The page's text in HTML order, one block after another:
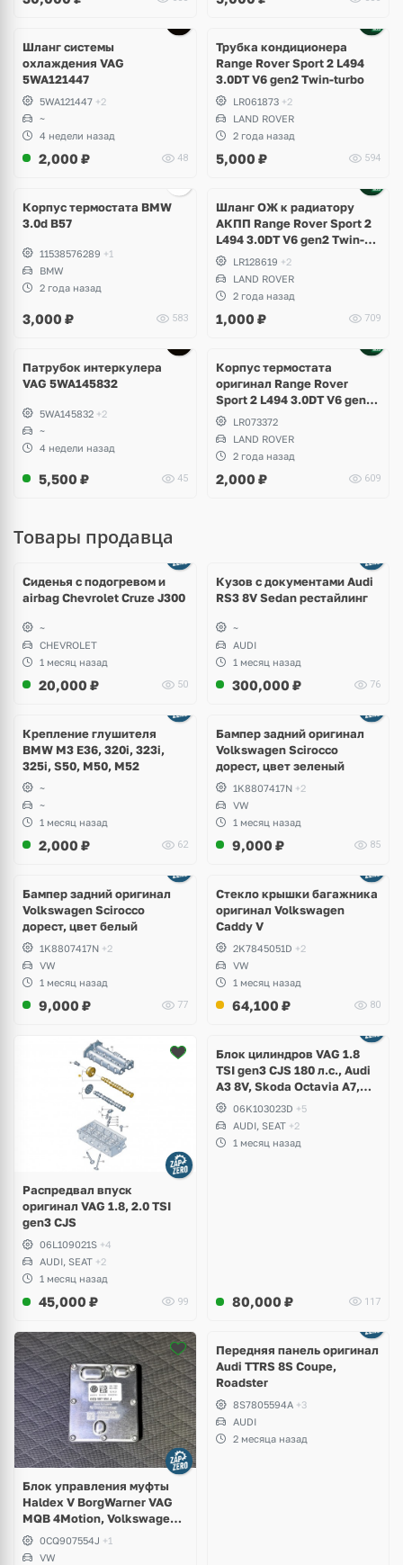
Шланг системы
охлаждения VAG
5WA121447
5WA121447 +2
~
4 недели назад
2,000 ₽ 48
Трубка кондиционера
Range Rover Sport 2 L494
3.0DT V6 gen2 Twin-turbo
LR061873 +2
LAND ROVER
2 года назад
5,000 ₽ 594
Корпус термостата BMW
3.0d B57
11538576289 +1
BMW
2 года назад
3,000 ₽ 583
Шланг ОЖ к радиатору
АКПП Range Rover Sport 2
L494 3.0DT V6 gen2 Twin-
turboLR128619 +2
LAND ROVER
2 года назад
1,000 ₽ 709
Патрубок интеркулера
VAG 5WA145832
5WA145832 +2
~
4 недели назад
5,500 ₽ 45
Корпус термостата
оригинал Range Rover
Sport 2 L494 3.0DT V6 gen2
Twin-turbo
LR073372
LAND ROVER
2 года назад
2,000 ₽ 609
Товары продавца
Сиденья с подогревом и
airbag Chevrolet Cruze J300
~
CHEVROLET
1 месяц назад
20,000 ₽ 50
Кузов с документами Audi
RS3 8V Sedan рестайлинг
~
AUDI
1 месяц назад
300,000 ₽ 76
Крепление глушителя
BMW M3 E36, 320i, 323i,
325i, S50, M50, M52
~
~
1 месяц назад
2,000 ₽ 62
Бампер задний оригинал
Volkswagen Scirocco
дорест, цвет зеленый
1K8807417N +2
VW
1 месяц назад
9,000 ₽ 85
Бампер задний оригинал
Volkswagen Scirocco
дорест, цвет белый
1K8807417N +2
VW
1 месяц назад
9,000 ₽ 77
Стекло крышки багажника
оригинал Volkswagen
Caddy V
2K7845051D +2
VW
1 месяц назад
64,100 ₽ 80
Распредвал впуск
оригинал VAG 1.8, 2.0 TSI
gen3 CJS
06L109021S +4
AUDI, SEAT +2
1 месяц назад
45,000 ₽ 99
2 фото
Блок цилиндров VAG 1.8
TSI gen3 CJS 180 л.с., Audi
A3 8V, Skoda Octavia A7,
Superb, Volkswagen Passat
B8, Golf VII Alltrack, Seat
Leon
06K103023D +5
AUDI, SEAT +2
1 месяц назад
80,000 ₽ 117
Блок управления муфты
Haldex V BorgWarner VAG
MQB 4Motion, Volkswagen
Tiguan
0CQ907554J +1
VW
2 фото
Передняя панель оригинал
Audi TTRS 8S Coupe,
Roadster
8S7805594A +3
AUDI
2 месяца назад